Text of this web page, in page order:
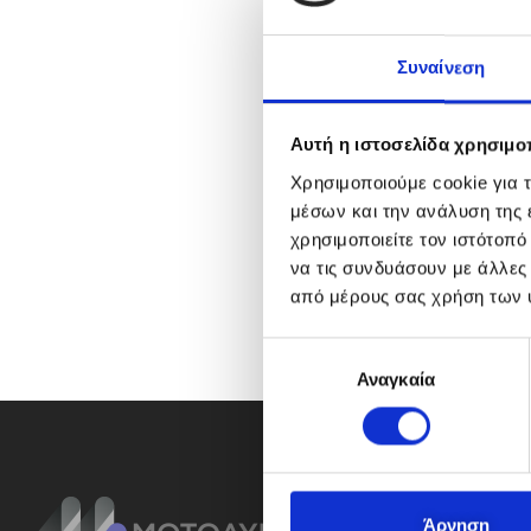
Συναίνεση
Αυτή η ιστοσελίδα
Χρησιμοποιούμε cookie για
μέσων και την ανάλυση της
χρησιμοποιείτε τον
να τις συνδυάσουν με
από μέρους σας χρήση των
ή
Αναγκαία
Άρνηση